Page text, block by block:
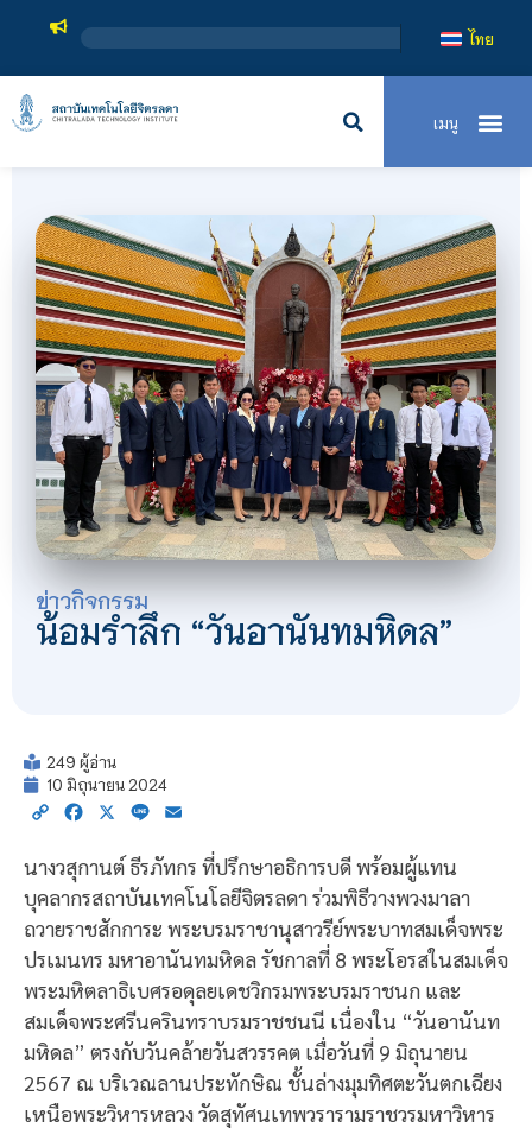
สถาบันเทคโนโลยีจิตรลดา
ไทย
ข่าวกิจกรรม
น้อมรำลึก “วันอานันทมหิดล”
249 ผู้อ่าน
10 มิถุนายน 2024
Copy Facebook
X Line
นางวสุกานต์ ธีรภัทกร ที่ปรึกษาอธิการบดี พร้อมผู้แทน
บุคลากรสถาบันเทคโนโลยีจิตรลดา ร่วมพิธีวางพวงมาลา
ถวายราชสักการะ พระบรมราชานุสาวรีย์พระบาทสมเด็จพระ
ปรเมนทร มหาอานันทมหิดล รัชกาลที่ 8 พระโอรสในสมเด็จ
พระมหิตลาธิเบศรอดุลยเดชวิกรมพระบรมราชนก และ
สมเด็จพระศรีนครินทราบรมราชชนนี เนื่องใน “วันอานันท
มหิดล” ตรงกับวันคล้ายวันสวรรคต เมื่อวันที่ 9 มิถุนายน
2567 ณ บริเวณลานประทักษิณ ชั้นล่างมุมทิศตะวันตกเฉียง
เหนือพระวิหารหลวง วัดสุทัศนเทพวรารามราชวรมหาวิหาร